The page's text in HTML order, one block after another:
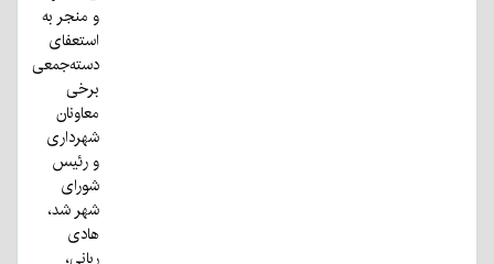
و منجر به
استعفای
دسته‌جمعی
برخی
معاونان
شهرداری
و رئیس
شورای
شهر شد،
هادی
ربانی،